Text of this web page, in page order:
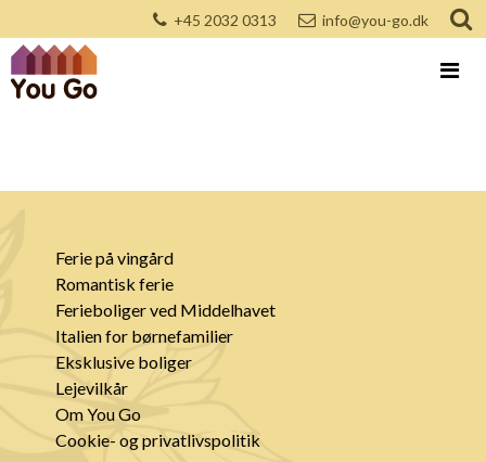
+45 2032 0313 info@you-go.dk
Ferie på vingård
Romantisk ferie
Ferieboliger ved Middelhavet
Italien for børnefamilier
Eksklusive boliger
Lejevilkår
Om You Go
Cookie- og privatlivspolitik